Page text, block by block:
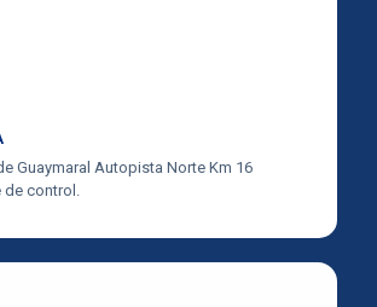
Guaymaral Autopista Norte Km 16
de control.